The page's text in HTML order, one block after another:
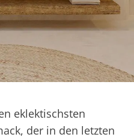
eklektischsten
der in den letzten